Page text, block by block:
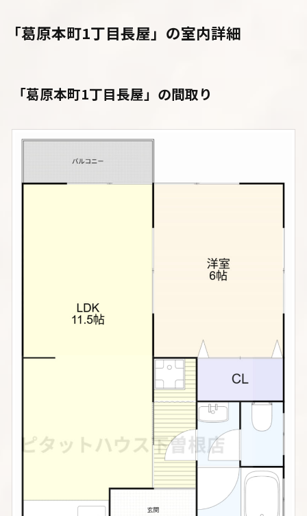
「葛原本町1丁目長屋」の室内詳細
「葛原本町1丁目長屋」の間取り